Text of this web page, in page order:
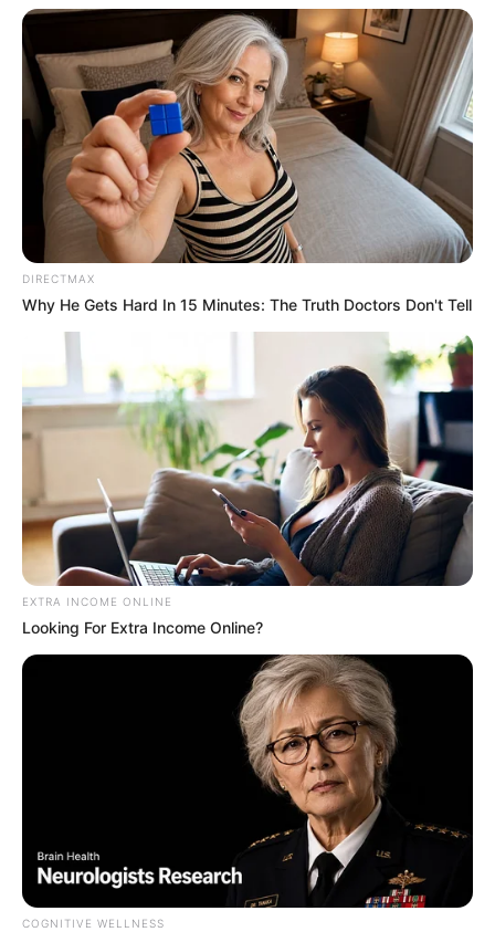
เรื่องต้องห้ามใน “งานศพ” ตามความเชื่อโบราณ
4 ก.ค. 2020
3 ราศีมีดวงรับราชการปี 63
17 มี.ค. 2020
ดร. คฑา ชินบัญชรทำนาย ดวงปี 2563 ครบ 12 นักษัตรปีชวดทอง
DIRECTMAX
Why He Gets Hard In 15 Minutes: The Truth Doctors Don't Tell
EXTRA INCOME ONLINE
Looking For Extra Income Online?
COGNITIVE WELLNESS